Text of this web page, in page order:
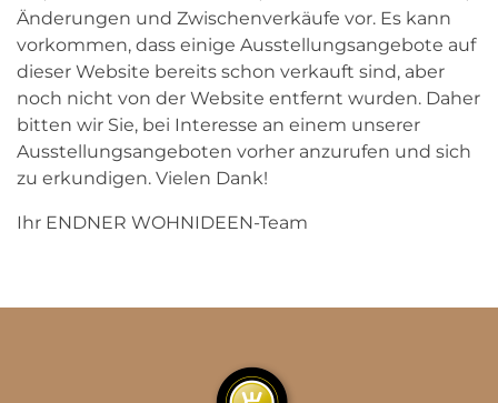
Änderungen und Zwischenverkäufe vor. Es kann
vorkommen, dass einige Ausstellungsangebote auf
dieser Website bereits schon verkauft sind, aber
noch nicht von der Website entfernt wurden. Daher
bitten wir Sie, bei Interesse an einem unserer
Ausstellungsangeboten vorher anzurufen und sich
zu erkundigen. Vielen Dank!
Ihr ENDNER WOHNIDEEN-Team